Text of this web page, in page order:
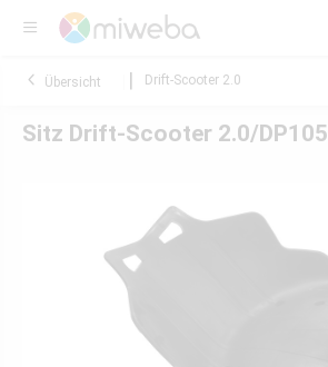
Übersicht Drift-Scooter 2.0
Sitz Drift-Scooter 2.0/DP105